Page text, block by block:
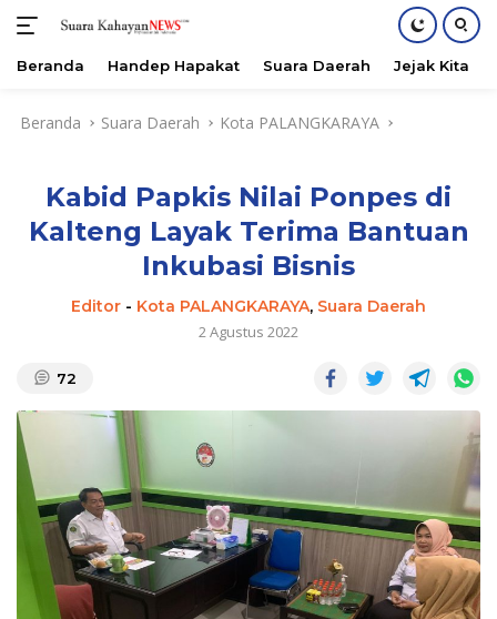
Beranda Handep Hapakat Suara Daerah Jejak Kita
Beranda Suara Daerah Kota PALANGKARAYA
Kabid Papkis Nilai Ponpes di
Kalteng Layak Terima Bantuan
Inkubasi Bisnis
Editor - Kota PALANGKARAYA, Suara Daerah
2 Agustus 2022
72